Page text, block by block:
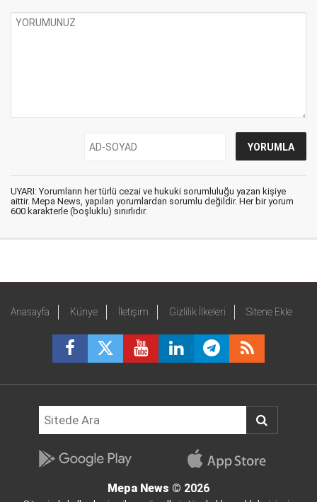
UYARI: Yorumların her türlü cezai ve hukuki sorumluluğu yazan kişiye
aittir. Mepa News, yapılan yorumlardan sorumlu değildir. Her bir yorum
600 karakterle (boşluklu) sınırlıdır.
Anasayfa Künye İletişim Gizlilik İlkeleri Sitene Ekle
Mepa News © 2026